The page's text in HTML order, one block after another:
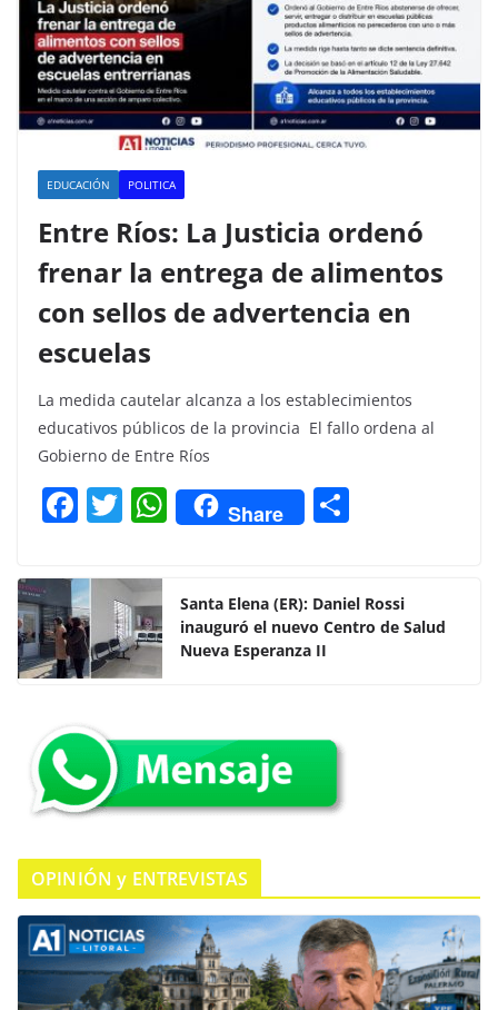
EDUCACIÓN POLITICA
Entre Ríos: La Justicia ordenó
frenar la entrega de alimentos
con sellos de advertencia en
escuelas
La medida cautelar alcanza a los establecimientos
educativos públicos de la provincia El fallo ordena al
Gobierno de Entre Ríos
F
c
e
b
o
o
k
T
itt
er
W
h
s
A
Share
p
ar
Santa Elena (ER): Daniel Rossi
inauguró el nuevo Centro de Salud
Nueva Esperanza II
OPINIÓN y ENTREVISTAS